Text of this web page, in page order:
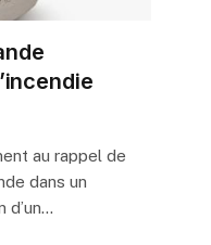
au rappel de
dans un
d’un…